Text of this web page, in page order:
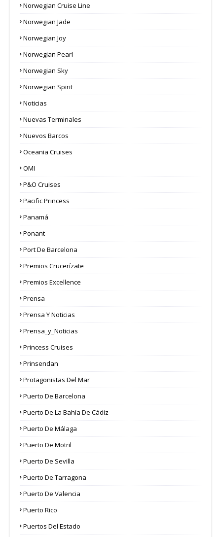
Norwegian Cruise Line
Norwegian Jade
Norwegian Joy
Norwegian Pearl
Norwegian Sky
Norwegian Spirit
Noticias
Nuevas Terminales
Nuevos Barcos
Oceania Cruises
OMI
P&O Cruises
Pacific Princess
Panamá
Ponant
Port De Barcelona
Premios Crucerízate
Premios Excellence
Prensa
Prensa Y Noticias
Prensa_y_Noticias
Princess Cruises
Prinsendan
Protagonistas Del Mar
Puerto De Barcelona
Puerto De La Bahía De Cádiz
Puerto De Málaga
Puerto De Motril
Puerto De Sevilla
Puerto De Tarragona
Puerto De Valencia
Puerto Rico
Puertos Del Estado